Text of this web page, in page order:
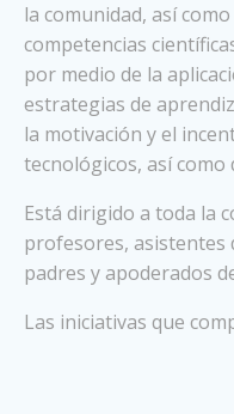
la comunidad, así
competencias
por medio de la
estrategias de
la motivación y el
tecnológicos, así
Está dirigido a toda la
profesores, asistentes
padres y apoderados
Las iniciativas que